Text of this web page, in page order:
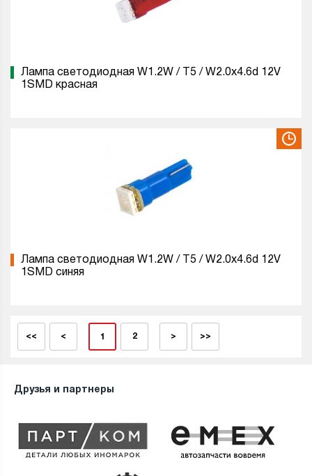
Лампа светодиодная W1.2W / T5 / W2.0x4.6d 12V
1SMD красная
Лампа светодиодная W1.2W / T5 / W2.0x4.6d 12V
1SMD синяя
<< < 1 2 > >>
Друзья и партнеры